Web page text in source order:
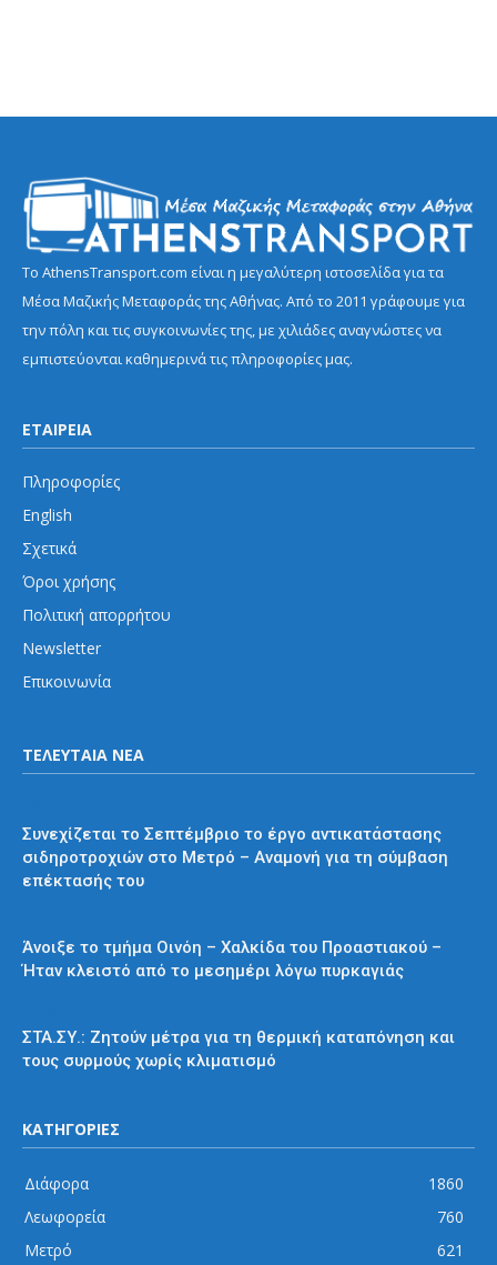
Το AthensTransport.com είναι η μεγαλύτερη ιστοσελίδα για τα
Μέσα Μαζικής Μεταφοράς της Αθήνας. Από το 2011 γράφουμε για
την πόλη και τις συγκοινωνίες της, με χιλιάδες αναγνώστες να
εμπιστεύονται καθημερινά τις πληροφορίες μας.
ΕΤΑΙΡΕΙΑ
Πληροφορίες
English
Σχετικά
Όροι χρήσης
Πολιτική απορρήτου
Newsletter
Επικοινωνία
ΤΕΛΕΥΤΑΙΑ ΝΕΑ
Συνεχίζεται το Σεπτέμβριο το έργο αντικατάστασης
σιδηροτροχιών στο Μετρό – Αναμονή για τη σύμβαση
επέκτασής του
Άνοιξε το τμήμα Οινόη – Χαλκίδα του Προαστιακού –
Ήταν κλειστό από το μεσημέρι λόγω πυρκαγιάς
ΣΤΑ.ΣΥ.: Ζητούν μέτρα για τη θερμική καταπόνηση και
τους συρμούς χωρίς κλιματισμό
ΚΑΤΗΓΟΡΙΕΣ
Διάφορα
1860
Λεωφορεία
760
Μετρό
621